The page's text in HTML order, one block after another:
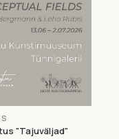
"Tajuväljad"